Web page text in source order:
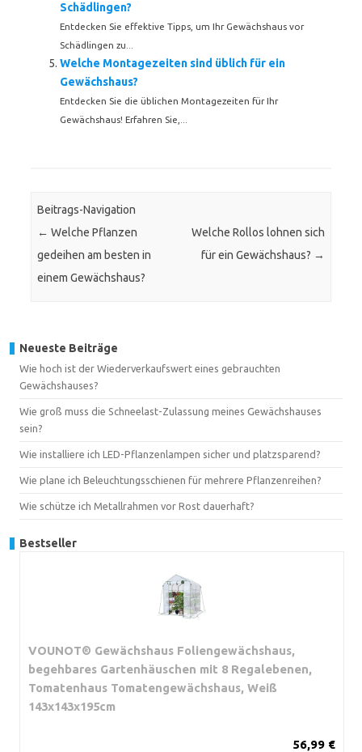
Schädlingen?
Entdecken Sie effektive Tipps, um Ihr Gewächshaus vor
Schädlingen zu...
Welche Montagezeiten sind üblich für ein
Gewächshaus?
Entdecken Sie die üblichen Montagezeiten für Ihr
Gewächshaus! Erfahren Sie,...
Beitrags-Navigation
← Welche Pflanzen
gedeihen am besten in
einem Gewächshaus?
Welche Rollos lohnen sich
für ein Gewächshaus? →
Neueste Beiträge
Wie hoch ist der Wiederverkaufswert eines gebrauchten
Gewächshauses?
Wie groß muss die Schneelast-Zulassung meines Gewächshauses
sein?
Wie installiere ich LED-Pflanzenlampen sicher und platzsparend?
Wie plane ich Beleuchtungsschienen für mehrere Pflanzenreihen?
Wie schütze ich Metallrahmen vor Rost dauerhaft?
Bestseller
VOUNOT® Gewächshaus Foliengewächshaus,
begehbares Gartenhäuschen mit 8 Regalebenen,
Tomatenhaus Tomatengewächshaus, Weiß
143x143x195cm
56,99 €